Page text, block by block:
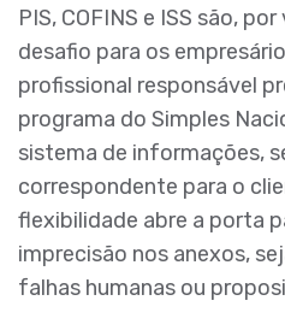
PIS, COFINS e ISS são,
desafio para os
profissional responsável
programa do Simples
sistema de informações,
correspondente para o
flexibilidade abre a porta
imprecisão nos anexos,
falhas humanas ou